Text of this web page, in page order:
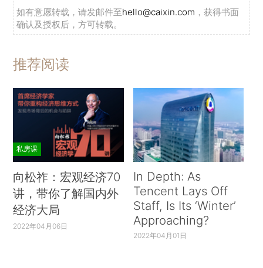
如有意愿转载，请发邮件至hello@caixin.com ，获得书面
确认及授权后，方可转载。
推荐阅读
私房课
向松祚：宏观经济70
讲，带你了解国内外
经济大局
2022年04月06日
In Depth: As
Tencent Lays Off
Staff, Is Its ‘Winter’
Approaching?
2022年04月01日